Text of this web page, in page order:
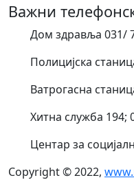
Важни
Дом здравља 031/
Полицијска
Ватрогасна
Хитна служба 194;
Центар за
Copyright © 2022,